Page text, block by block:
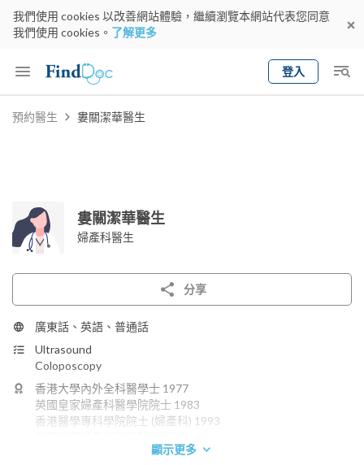
我們使用 cookies 以改善網站體驗，繼續瀏覽本網站代表您同意
我們使用 cookies。 了解更多
登入
Keyword
預約醫生 婁關潔華醫生
婁關潔華醫生
婦產科醫生
分享
廣東話、英語、普通話
Ultrasound
Coloposcopy
香港大學內外全科醫學士 1977
英國皇家婦產科醫學院院士 1983
香港醫學專科學院院士 (婦產科) 1993
香港婦產科學院院士 1998顯示更多